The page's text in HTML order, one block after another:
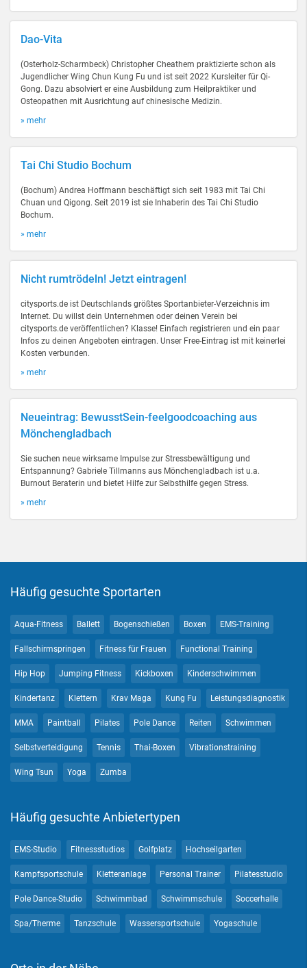
Dao-Vita
(Osterholz-Scharmbeck) Christopher Cheathem praktizierte schon als
Jugendlicher Wing Chun Kung Fu und ist seit 2022 Kursleiter für Qi-
Gong. Dazu absolviert er eine Ausbildung zum Heilpraktiker und
Osteopathen mit Ausrichtung auf chinesische Medizin.
» mehr
Tai Chi Studio Bochum
(Bochum) Andrea Hoffmann beschäftigt sich seit 1983 mit Tai Chi
Chuan und Qigong. Seit 2019 ist sie Inhaberin des Tai Chi Studio
Bochum.
» mehr
Nicht rumtrödeln! Jetzt eintragen!
citysports.de ist Deutschlands größtes Sportanbieter-Verzeichnis im
Internet. Du willst dein Unternehmen oder deinen Verein bei
citysports.de veröffentlichen? Klasse! Einfach registrieren und ein paar
Infos zu deinen Angeboten eintragen. Unser Free-Eintrag ist mit keinerlei
Kosten verbunden.
» mehr
Neueintrag: BewusstSein-feelgoodcoaching aus
Mönchengladbach
Sie suchen neue wirksame Impulse zur Stressbewältigung und
Entspannung? Gabriele Tillmanns aus Mönchengladbach ist u.a.
Burnout Beraterin und bietet Hilfe zur Selbsthilfe gegen Stress.
» mehr
Häufig gesuchte Sportarten
Aqua-Fitness Ballett Bogenschießen Boxen EMS-Training
Fallschirmspringen Fitness für Frauen Functional Training
Hip Hop Jumping Fitness Kickboxen Kinderschwimmen
Kindertanz Klettern Krav Maga Kung Fu Leistungsdiagnostik
MMA Paintball Pilates Pole Dance Reiten Schwimmen
Selbstverteidigung Tennis Thai-Boxen Vibrationstraining
Wing Tsun Yoga Zumba
Häufig gesuchte Anbietertypen
EMS-Studio Fitnessstudios Golfplatz Hochseilgarten
Kampfsportschule Kletteranlage Personal Trainer Pilatesstudio
Pole Dance-Studio Schwimmbad Schwimmschule Soccerhalle
Spa/Therme Tanzschule Wassersportschule Yogaschule